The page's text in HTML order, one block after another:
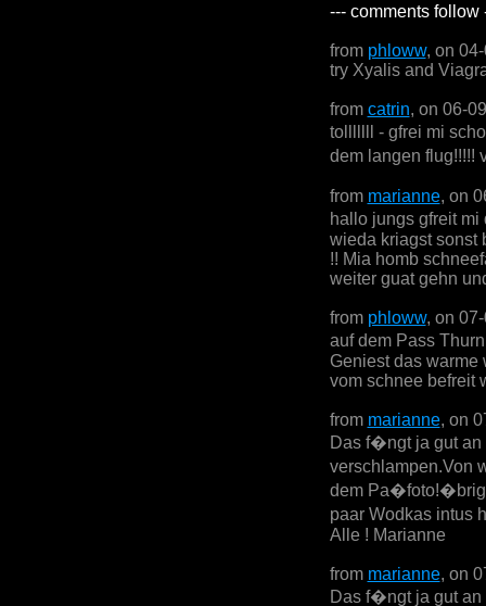
--- comments follow
from phloww, on
try Xyalis and
from catrin, on 06-
tolllllll - gfrei mi
dem langen
from marianne, on
hallo jungs gfreit
wieda kriagst sonst
!! Mia homb
weiter guat gehn
from phloww, on
auf dem Pass
Geniest das warme
vom schnee befreit
from marianne, on
Das f�ngt ja gut
verschlampen.Von
dem
paar Wodkas intus
Alle ! Marianne
from marianne, on
Das f�ngt ja gut